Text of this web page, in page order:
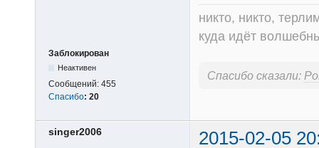
Заблокирован
Неактивен
Сообщений: 455
Спасибо: 20
никто, никто,
куда идёт
Спасибо сказали:
singer2006 2015-02-05